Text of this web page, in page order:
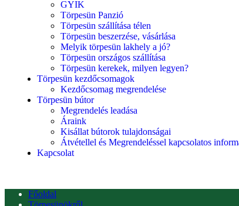
GYIK
Törpesün Panzió
Törpesün szállítása télen
Törpesün beszerzése, vásárlása
Melyik törpesün lakhely a jó?
Törpesün országos szállítása
Törpesün kerekek, milyen legyen?
Törpesün kezdőcsomagok
Kezdőcsomag megrendelése
Törpesün bútor
Megrendelés leadása
Áraink
Kisállat bútorok tulajdonságai
Átvétellel és Megrendeléssel kapcsolatos
Kapcsolat
Főoldal